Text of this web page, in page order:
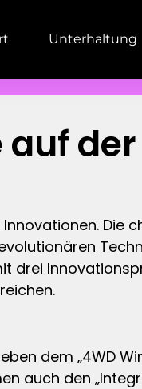
Unterhaltung
der
Die
drei
dem „4WD
auch den